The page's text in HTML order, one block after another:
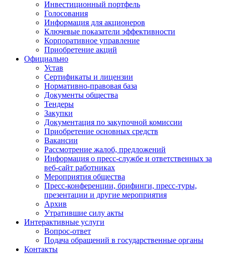
Инвестиционный портфель
Голосования
Информация для акционеров
Ключевые показатели эффективности
Корпоративное управление
Приобретение акций
Официально
Устав
Сертификаты и лицензии
Нормативно-правовая база
Документы общества
Тендеры
Закупки
Документация по закупочной комиссии
Приобретение основных средств
Вакансии
Рассмотрение жалоб, предложений
Информация о пресс-службе и ответственных за
веб-сайт работниках
Мероприятия общества
Пресс-конференции, брифинги, пресс-туры,
презентации и другие мероприятия
Архив
Утратившие силу акты
Интерактивные услуги
Вопрос-ответ
Подача обращений в государственные органы
Контакты